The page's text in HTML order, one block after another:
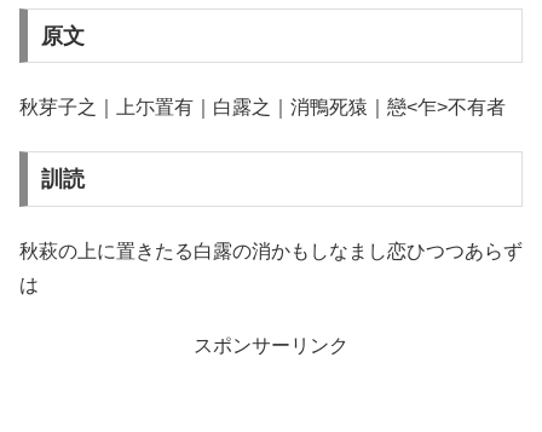
原文
秋芽子之｜上尓置有｜白露之｜消鴨死猿｜戀<乍>不有者
訓読
秋萩の上に置きたる白露の消かもしなまし恋ひつつあらず
は
スポンサーリンク